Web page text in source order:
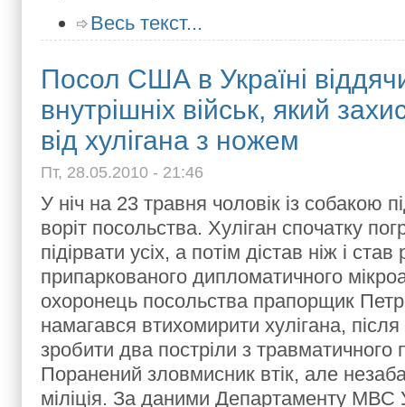
Весь текст...
Посол США в Україні
внутрішніх військ, який
від хулігана з ножем
Пт, 28.05.2010 - 21:46
У ніч на 23 травня чоловік із собакою
воріт посольства. Хуліган спочатку
підірвати усіх, а потім дістав ніж і став
припаркованого дипломатичного
охоронець посольства прапорщик
намагався втихомирити хулігана,
зробити два постріли з травматичного
Поранений зловмисник втік, але
міліція. За даними Департаменту МВС